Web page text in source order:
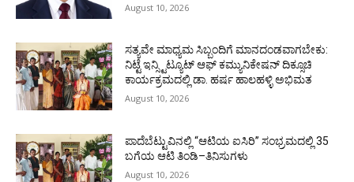
August 10, 2026
ಸತ್ಯವೇ ಮಾಧ್ಯಮ ಸಿಬ್ಬಂದಿಗೆ ಮಾನದಂಡವಾಗಬೇಕು:
ನಿಟ್ಟೆ ಇನ್ಸ್ಟಿಟ್ಯೂಟ್ ಆಫ್ ಕಮ್ಯುನಿಕೇಷನ್ ದಿಕ್ಸೂಚಿ
ಕಾರ್ಯಕ್ರಮದಲ್ಲಿ ಡಾ. ಹರ್ಷ ಹಾಲಹಳ್ಳಿ ಅಭಿಮತ
August 10, 2026
ಪಾದೆಬೆಟ್ಟುವಿನಲ್ಲಿ “ಆಟಿಯ ಐಸಿರಿ’’ ಸಂಭ್ರಮದಲ್ಲಿ 35
ಬಗೆಯ ಆಟಿ ತಿಂಡಿ–ತಿನಿಸುಗಳು
August 10, 2026